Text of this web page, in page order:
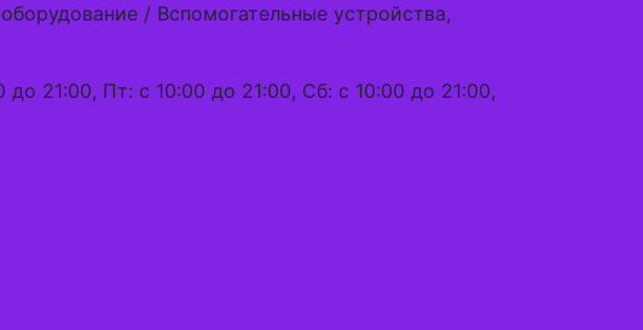
/ Вспомогательные устройства,
21:00, Пт: с 10:00 до 21:00, Сб: с 10:00 до 21:00,